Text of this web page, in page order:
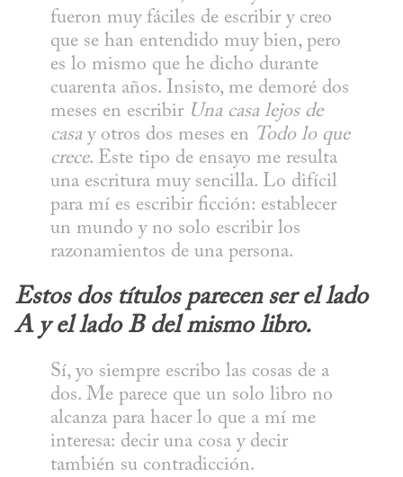
fueron muy fáciles de escribir y creo
que se han entendido muy bien, pero
es lo mismo que he dicho durante
cuarenta años. Insisto, me demoré dos
meses en escribir Una casa lejos de
casa y otros dos meses en Todo lo que
crece. Este tipo de ensayo me resulta
una escritura muy sencilla. Lo difícil
para mí es escribir ficción: establecer
un mundo y no solo escribir los
razonamientos de una persona.
Estos dos títulos parecen ser el lado
A y el lado B del mismo libro.
Sí, yo siempre escribo las cosas de a
dos. Me parece que un solo libro no
alcanza para hacer lo que a mí me
interesa: decir una cosa y decir
también su contradicción.